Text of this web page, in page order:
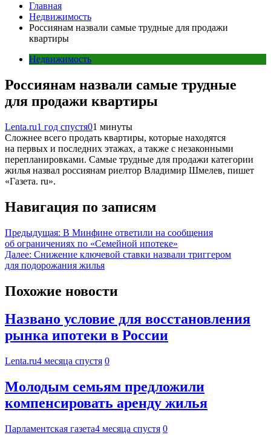
Главная
Недвижимость
Россиянам назвали самые трудные для продажи
квартиры
Недвижимость
Россиянам назвали самые трудные
для продажи квартиры
Lenta.ru1 год спустя01 минуты
Сложнее всего продать квартиры, которые находятся
на первых и последних этажах, а также с незаконными
перепланировками. Самые трудные для продажи категории
жилья назвал россиянам риелтор Владимир Шмелев, пишет
«Газета. ru».
Навигация по записям
Предыдущая: В Минфине ответили на сообщения
об ограничениях по «Семейной ипотеке»
Далее: Снижение ключевой ставки назвали триггером
для подорожания жилья
Похожие новости
Названо условие для восстановления
рынка ипотеки в России
Lenta.ru4 месяца спустя 0
Молодым семьям предложили
компенсировать аренду жилья
Парламентская газета4 месяца спустя 0